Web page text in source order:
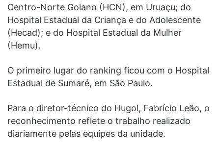
Centro-Norte Goiano (HCN), em Uruaçu; do
Hospital Estadual da Criança e do Adolescente
(Hecad); e do Hospital Estadual da Mulher
(Hemu).
O primeiro lugar do ranking ficou com o Hospital
Estadual de Sumaré, em São Paulo.
Para o diretor-técnico do Hugol, Fabrício Leão, o
reconhecimento reflete o trabalho realizado
diariamente pelas equipes da unidade.